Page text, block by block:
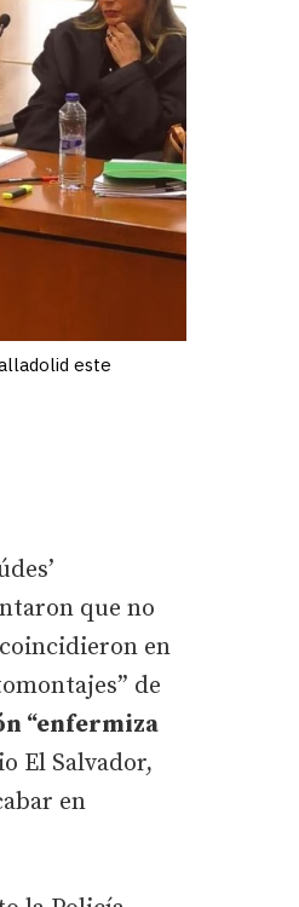
este
que no
en
de
“enfermiza
El Salvador,
en